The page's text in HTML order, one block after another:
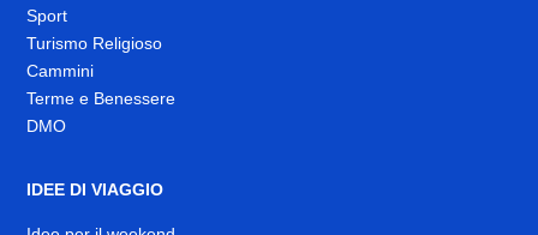
Sport
Turismo Religioso
Cammini
Terme e Benessere
DMO
IDEE DI VIAGGIO